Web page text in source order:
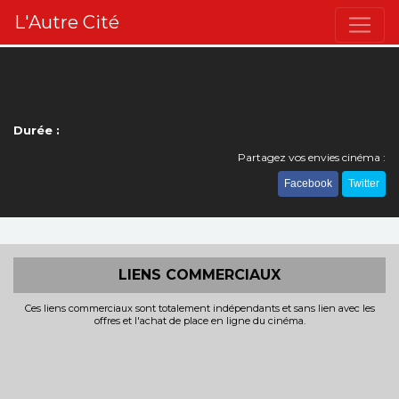
L'Autre Cité
Durée :
Partagez vos envies cinéma :
Facebook Twitter
LIENS COMMERCIAUX
Ces liens commerciaux sont totalement indépendants et sans lien avec les
offres et l'achat de place en ligne du cinéma.